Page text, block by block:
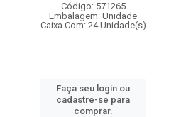
Código: 571265
Embalagem: Unidade
Caixa Com: 24 Unidade(s)
Faça seu login ou
cadastre-se para
comprar.